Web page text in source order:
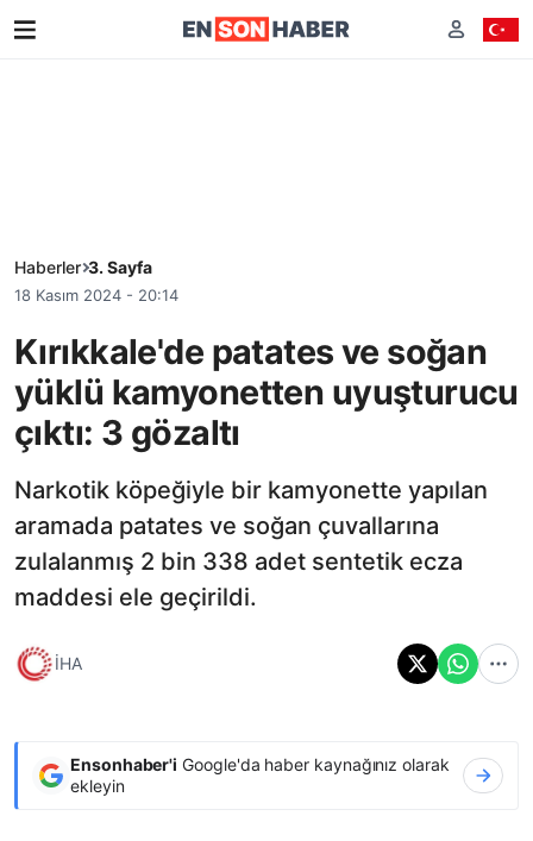
Haberler 3. Sayfa
18 Kasım 2024 - 20:14
Kırıkkale'de patates ve soğan
yüklü kamyonetten uyuşturucu
çıktı: 3 gözaltı
Narkotik köpeğiyle bir kamyonette yapılan
aramada patates ve soğan çuvallarına
zulalanmış 2 bin 338 adet sentetik ecza
maddesi ele geçirildi.
İHA
Ensonhaber'i Google'da haber kaynağınız olarak
ekleyin